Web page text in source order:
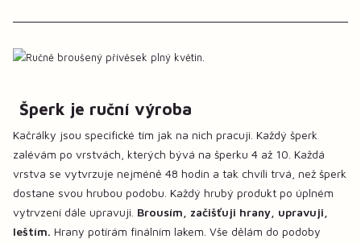
Šperk je ruční výroba
Kačrálky jsou specifické tím jak na nich pracuji. Každý šperk
zalévám po vrstvách, kterých bývá na šperku 4 až 10. Každá
vrstva se vytvrzuje nejméně 48 hodin a tak chvíli trvá, než šperk
dostane svou hrubou podobu. Každý hrubý produkt po úplném
vytrvzení dále upravuji. Brousím, začišťuji hrany, upravuji,
leštím. Hrany potírám finálním lakem. Vše dělám do podoby